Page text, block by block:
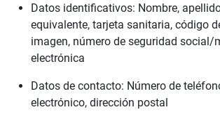
Datos identificativos: Nombre,
equivalente, tarjeta sanitaria, código
imagen, número de seguridad social/
electrónica
Datos de contacto: Número de
electrónico, dirección postal